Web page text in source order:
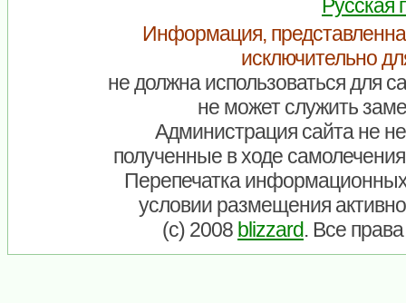
Русская
Информация,
исключительно
не должна использоваться для
не может служить
Администрация сайта не
полученные в ходе
Перепечатка
условии размещения
(c) 2008 blizzard. Все